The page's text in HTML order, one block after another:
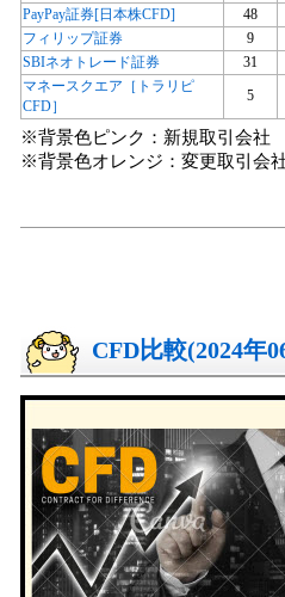
PayPay証券[日本株CFD]
48
フィリップ証券
9
SBIネオトレード証券
31
マネースクエア［トラリピ
CFD］
5
※背景色ピンク：新規取引会社
※背景色オレンジ：変更取引会
CFD比較(2024年